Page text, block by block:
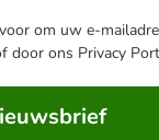
om uw e-
door ons Privacy